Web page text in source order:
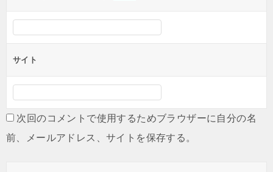
サイト
次回のコメントで使用するためブラウザーに自分の名
前、メールアドレス、サイトを保存する。